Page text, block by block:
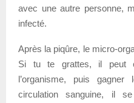
avec une autre personne,
infecté.
Après la piqûre, le micro-
Si tu te grattes, il peut
l’organisme, puis
circulation sanguine, il